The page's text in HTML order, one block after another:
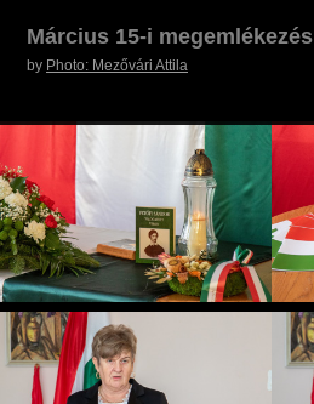
Március 15-i megemlékezés
by Photo: Mezővári Attila